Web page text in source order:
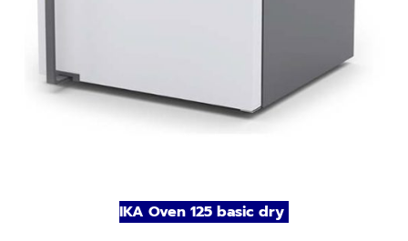
IKA Oven 125 basic dry